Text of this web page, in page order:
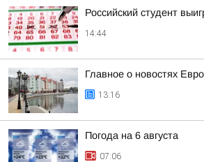
Российский студент
14:44
Главное о новостях
13:16
Погода на 6 августа
07:06